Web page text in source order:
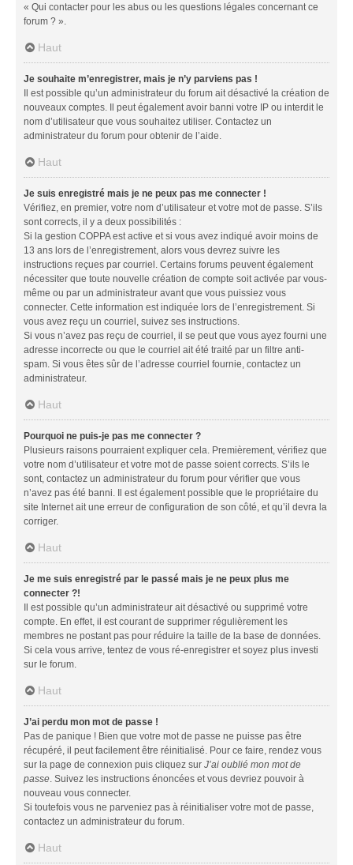
« Qui contacter pour les abus ou les questions légales concernant ce
forum ? ».
Haut
Je souhaite m’enregistrer, mais je n’y parviens pas !
Il est possible qu’un administrateur du forum ait désactivé la création de
nouveaux comptes. Il peut également avoir banni votre IP ou interdit le
nom d’utilisateur que vous souhaitez utiliser. Contactez un
administrateur du forum pour obtenir de l’aide.
Haut
Je suis enregistré mais je ne peux pas me connecter !
Vérifiez, en premier, votre nom d’utilisateur et votre mot de passe. S’ils
sont corrects, il y a deux possibilités :
Si la gestion COPPA est active et si vous avez indiqué avoir moins de
13 ans lors de l’enregistrement, alors vous devrez suivre les
instructions reçues par courriel. Certains forums peuvent également
nécessiter que toute nouvelle création de compte soit activée par vous-
même ou par un administrateur avant que vous puissiez vous
connecter. Cette information est indiquée lors de l’enregistrement. Si
vous avez reçu un courriel, suivez ses instructions.
Si vous n’avez pas reçu de courriel, il se peut que vous ayez fourni une
adresse incorrecte ou que le courriel ait été traité par un filtre anti-
spam. Si vous êtes sûr de l’adresse courriel fournie, contactez un
administrateur.
Haut
Pourquoi ne puis-je pas me connecter ?
Plusieurs raisons pourraient expliquer cela. Premièrement, vérifiez que
votre nom d’utilisateur et votre mot de passe soient corrects. S’ils le
sont, contactez un administrateur du forum pour vérifier que vous
n’avez pas été banni. Il est également possible que le propriétaire du
site Internet ait une erreur de configuration de son côté, et qu’il devra la
corriger.
Haut
Je me suis enregistré par le passé mais je ne peux plus me
connecter ?!
Il est possible qu’un administrateur ait désactivé ou supprimé votre
compte. En effet, il est courant de supprimer régulièrement les
membres ne postant pas pour réduire la taille de la base de données.
Si cela vous arrive, tentez de vous ré-enregistrer et soyez plus investi
sur le forum.
Haut
J’ai perdu mon mot de passe !
Pas de panique ! Bien que votre mot de passe ne puisse pas être
récupéré, il peut facilement être réinitialisé. Pour ce faire, rendez vous
sur la page de connexion puis cliquez sur J’ai oublié mon mot de
passe. Suivez les instructions énoncées et vous devriez pouvoir à
nouveau vous connecter.
Si toutefois vous ne parveniez pas à réinitialiser votre mot de passe,
contactez un administrateur du forum.
Haut